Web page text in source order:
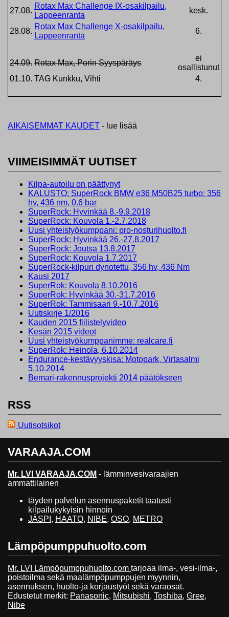
27.08.
Rotax Max Challenge IX-osakilpailu,
Lappeenranta
kesk.
28.08.
Rotax Max Challenge X-osakilpailu,
Lappeenranta
6.
24.09. Rotax Max, Porin Syyspäräys
ei
osallistunut
01.10. TAG Kunkku, Vihti 4.
AIKAISEMMAT KAUDET - lue lisää
VIIMEISIMMÄT UUTISET
Kilpa-autoilu on päättynyt
KALUSTO: SuperRock BMW e36 M50B25 turbo: 356
hv, 436 nm, 0.6 bar
SuperRock: Hyvinkää 8.-9.9.2018
SuperRock: Kouvola 1.-2.7.2018
Uusi yhteistyökumppani: pro-nosturihuolto.fi
SuperRock: Hyvinkää 26.-27.8.2017
SuperRock: Joutsa 13.8.2017
SuperRock: Kouvola 1.7.2017
SuperRock-kilpuri dynotettu, 356 hv, 436 Nm
Kausi 2017
SuperRok: Kouvola 8.10.2016
SuperRok: Hyvinkää 30.-31.7.2016
SuperRok: Tammisaari 9.-10.7.2016
Uutiskirje 1/2016
Kauden 2015 fiilistelyvideo
Kesän 2015 videot
Uusi yhteistyökumppanimme: realcare.fi
SuperRok: Heinola, 6.10.2014
Endurance-kestävyyskisa: Motopark, Virtasalmi
5.10.2014
Bemari-rakennusprojekti 2014 päätökseen
RSS
Uutisotsikot
VARAAJA.COM
Mr. LVI VARAAJA.COM - lämminvesivaraajien
ammattilainen
täyden palvelun asennuspaketit taatusti
kilpailukykyisin hinnoin
JÄSPI , HAATO, NIBE, OSO, METRO
Lämpöpumppuhuolto.com
Mr. LVI Lämpöpumppuhuolto.com tarjoaa ilma-, vesi-ilma-,
poistoilma sekä maalämpöpumppujen myynnin,
asennuksen, huolto-ja korjaustyöt sekä varaosat.
Edustetut merkit: Panasonic, Mitsubishi, Toshiba, Gree,
Nibe